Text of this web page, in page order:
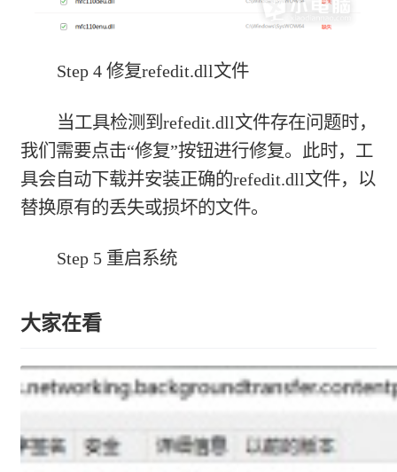
Step 4 修复refedit.dll文件
当工具检测到refedit.dll文件存在问题时，
我们需要点击“修复”按钮进行修复。此时，工
具会自动下载并安装正确的refedit.dll文件，以
替换原有的丢失或损坏的文件。
Step 5 重启系统
大家在看